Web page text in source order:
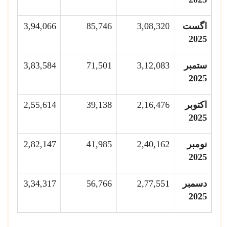
اگست
2025
3,08,320
85,746
3,94,066
ستمبر
2025
3,12,083
71,501
3,83,584
اکتوبر
2025
2,16,476
39,138
2,55,614
نومبر
2025
2,40,162
41,985
2,82,147
دسمبر
2025
2,77,551
56,766
3,34,317